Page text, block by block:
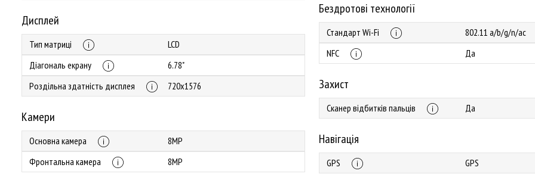
Дисплей
Тип матриці
LCD
Діагональ екрану
6.78"
Роздільна здатність дисплея
720x1576
Камери
Основна камера
8MP
Фронтальна камера
8MP
Бездротові технології
Стандарт Wi-Fi
802.11 a/b/g/n/ac
NFC
Да
Захист
Сканер відбитків пальців Да
Навігація
GPS GPS